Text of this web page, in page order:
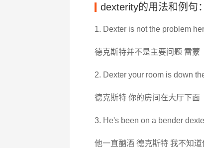
dexterity的用法和例句：
1. Dexter is not the problem
德克斯特并不是主要问题 雷蒙
2. Dexter your room is down
德克斯特 你的房间在大厅下面
3. He's been on a bender
他一直酗酒 德克斯特 我不知道